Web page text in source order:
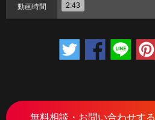
動画時間 2:43
無料相談・お問い合わせする